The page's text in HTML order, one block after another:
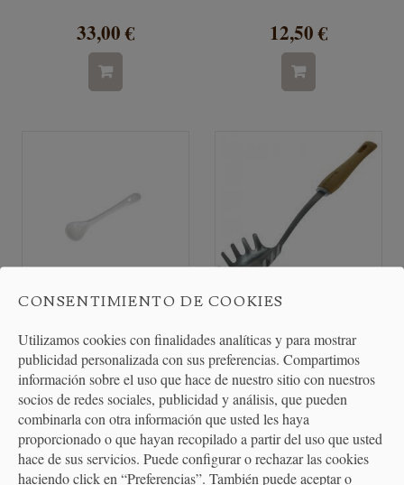
33,00 € 12,50 €
cuchara de porcelana blanca
8,5 cm "...
3,50 €
Cuchara para Espagueti en
Acero Inoxidable...
19,90 €
CONSENTIMIENTO DE COOKIES
Utilizamos cookies con finalidades analíticas y para mostrar
publicidad personalizada con sus preferencias. Compartimos
información sobre el uso que hace de nuestro sitio con nuestros
socios de redes sociales, publicidad y análisis, que pueden
combinarla con otra información que usted les haya
proporcionado o que hayan recopilado a partir del uso que usted
hace de sus servicios. Puede configurar o rechazar las cookies
haciendo click en “Preferencias”. También puede aceptar o